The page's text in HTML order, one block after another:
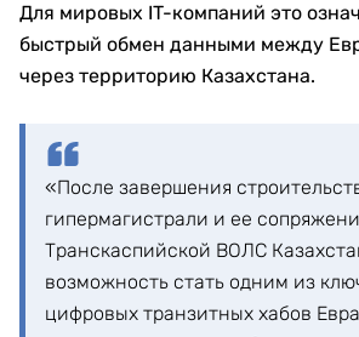
Для мировых IT-компаний это
быстрый обмен данными между
через территорию Казахстана.
«После завершения
гипермагистрали и ее
Транскаспийской ВОЛС
возможность стать одним из
цифровых транзитных хабов